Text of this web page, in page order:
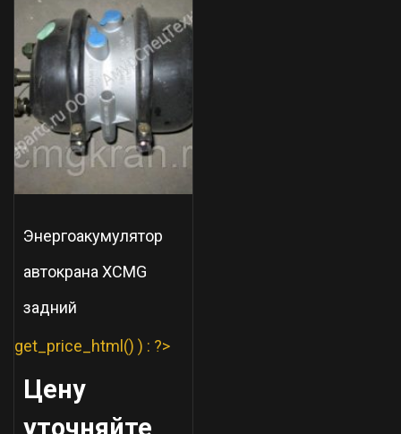
Энергоакумулятор
автокрана XCMG
задний
get_price_html() ) : ?>
Цену
уточняйте